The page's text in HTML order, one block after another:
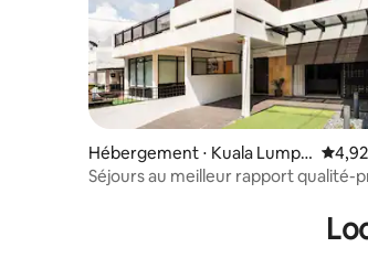
Hébergement ⋅ Kuala Lumpu
r
Séjours au meilleur rapport qualité-